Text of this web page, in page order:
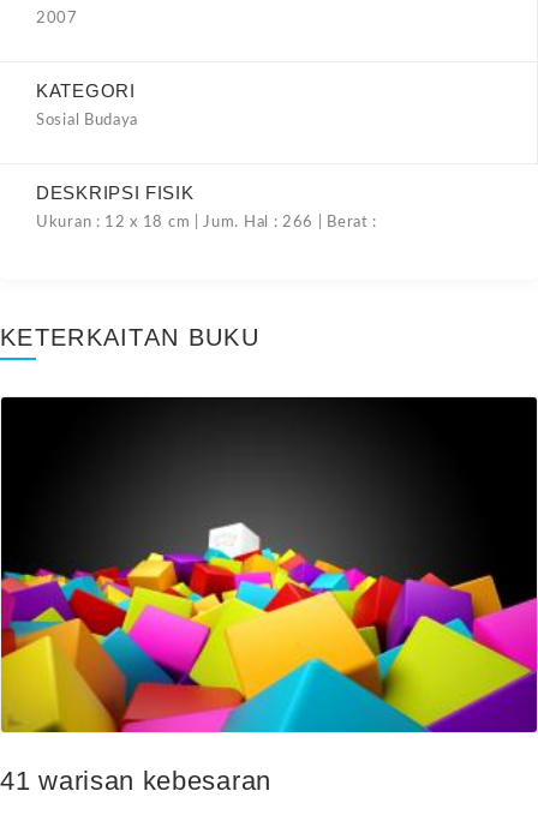
2007
KATEGORI
Sosial Budaya
DESKRIPSI FISIK
Ukuran : 12 x 18 cm | Jum. Hal : 266 | Berat :
KETERKAITAN BUKU
41 warisan kebesaran